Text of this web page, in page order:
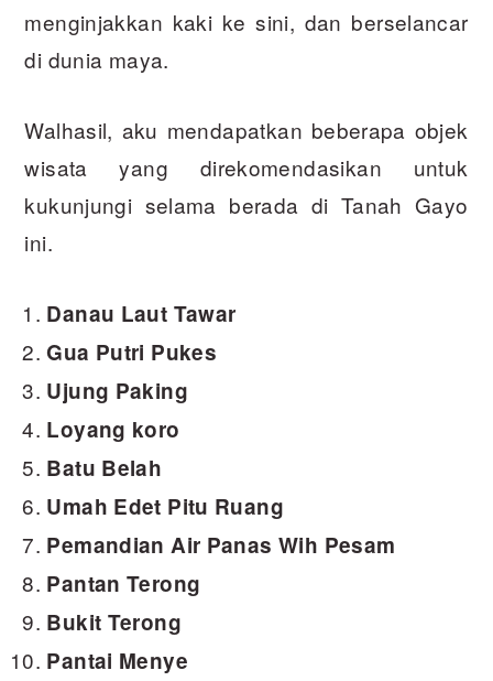
menginjakkan kaki ke sini, dan berselancar
di dunia maya.
Walhasil, aku mendapatkan beberapa objek
wisata yang direkomendasikan untuk
kukunjungi selama berada di Tanah Gayo
ini.
Danau Laut Tawar
Gua Putri Pukes
Ujung Paking
Loyang koro
Batu Belah
Umah Edet Pitu Ruang
Pemandian Air Panas Wih Pesam
Pantan Terong
Bukit Terong
Pantai Menye